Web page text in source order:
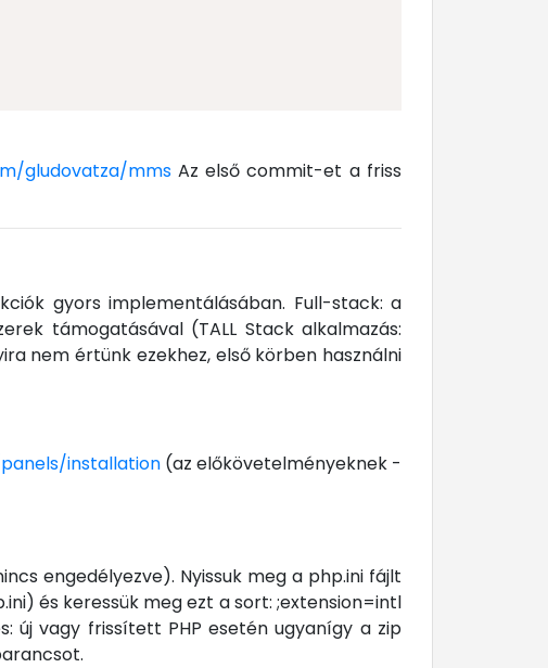
gludovatza/mmsAz első commit-et a friss
gyors implementálásában. Full-stack: a
támogatásával (TALL Stack alkalmazás:
nem értünk ezekhez, első körben használni
installation(az előkövetelményeknek -
engedélyezve). Nyissuk meg a php.ini fájlt
és keressük meg ezt a sort: ;extension=intl
új vagy frissített PHP esetén ugyanígy a zip